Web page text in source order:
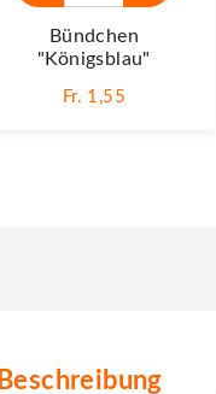
Bündchen
"königsblau"
Fr. 1,55
Beschreibung